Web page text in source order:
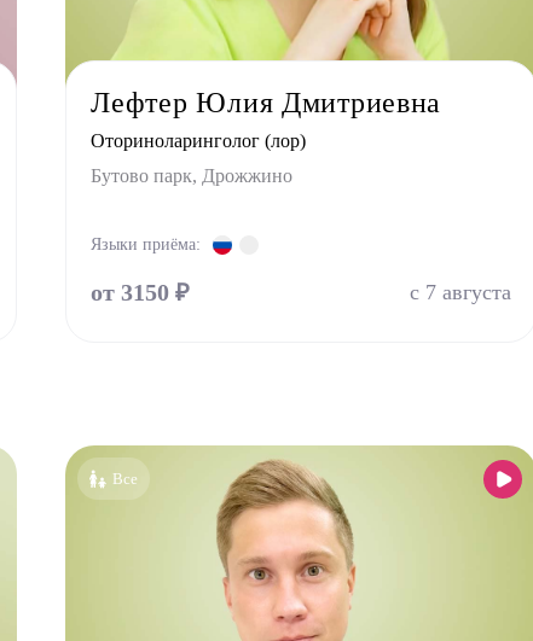
Лефтер Юлия Дмитриевна
Оториноларинголог (лор)
Бутово парк, Дрожжино
Языки приёма:
от 3150 ₽ с 7 августа
Все